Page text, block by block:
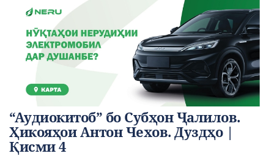
“Аудиокитоб” бо Субҳон Ҷалилов.
Ҳикояҳои Антон Чехов. Дуздҳо |
Қисми 4